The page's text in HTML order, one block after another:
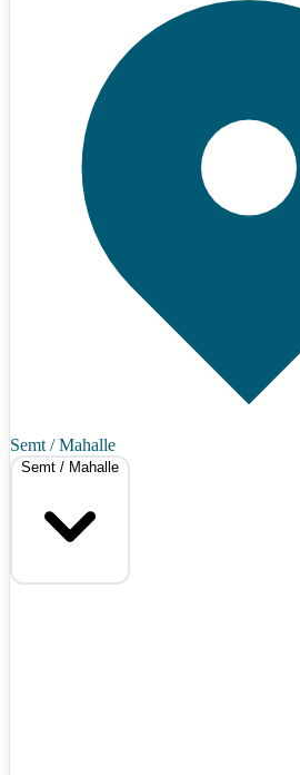
Semt / Mahalle
Semt / Mahalle